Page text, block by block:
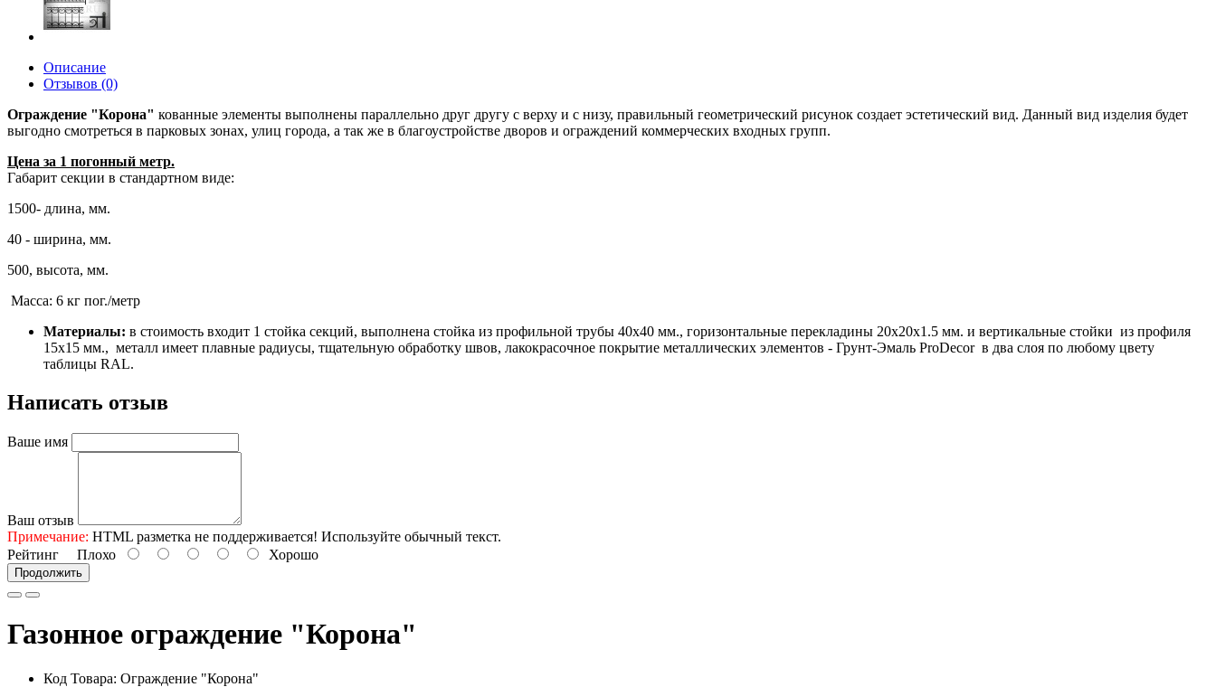
Описание
Отзывов (0)
Ограждение "Корона" кованные элементы выполнены параллельно друг другу с верху и с низу, правильный геометрический рисунок создает эстетический вид. Данный вид изделия будет
выгодно смотреться в парковых зонах, улиц города, а так же в благоустройстве дворов и ограждений коммерческих входных групп.
Цена за 1 погонный метр.
Габарит секции в стандартном виде:
1500- длина, мм.
40 - ширина, мм.
500, высота, мм.
Масса: 6 кг пог./метр
Материалы: в стоимость входит 1 стойка секций, выполнена стойка из профильной трубы 40х40 мм., горизонтальные перекладины 20х20х1.5 мм. и вертикальные стойки из профиля
15х15 мм., металл имеет плавные радиусы, тщательную обработку швов, лакокрасочное покрытие металлических элементов - Грунт-Эмаль ProDecor в два слоя по любому цвету
таблицы RAL.
Написать отзыв
Ваше имя
Ваш отзыв
Примечание: HTML разметка не поддерживается! Используйте обычный текст.
Рейтинг Плохо Хорошо
Продолжить
Газонное ограждение "Корона"
Код Товара: Ограждение "Корона"